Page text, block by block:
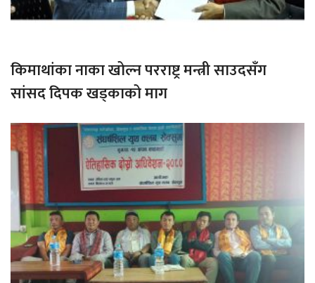
किमाथांका नाका खोल्न परराष्ट्र मन्त्री साउदसँग
सांसद दिपक खड्काको माग